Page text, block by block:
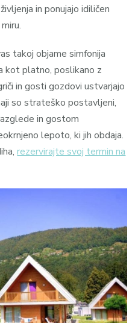
in ponujajo idiličen
takoj objame simfonija
kot platno, poslikano z
in gosti gozdovi ustvarjajo
so strateško postavljeni,
in gostom
lepoto, ki jih obdaja.
rezervirajte svoj termin na